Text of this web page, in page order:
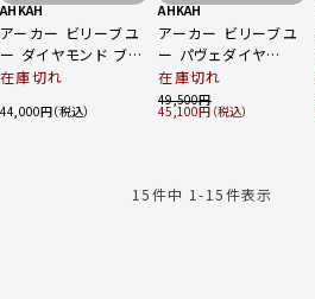
AHKAH
アーカー ビリーブユ
ー ダイヤモンド ブレ
スレット ジュエリー
0.7g
在庫切れ
44,000
AHKAH
アーカー ビリーブユ
ー パヴェダイヤ
D0.07ct ネックレス
K18 ゴールド 1.2g
在庫切れ
49,500
45,100
15件中 1-15件表示